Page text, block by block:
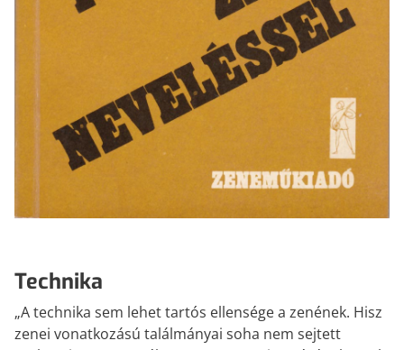
Technika
„A technika sem lehet tartós ellensége a zenének. Hisz
zenei vonatkozású találmányai soha nem sejtett